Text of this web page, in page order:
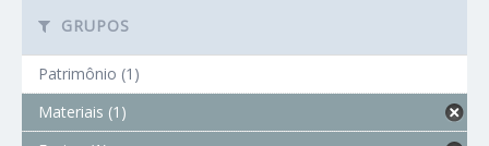
GRUPOS
Patrimônio (1)
Materiais (1)